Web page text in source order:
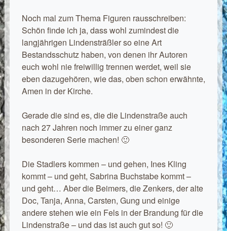
Noch mal zum Thema Figuren rausschreiben:
Schön finde ich ja, dass wohl zumindest die
langjährigen Lindensträßler so eine Art
Bestandsschutz haben, von denen ihr Autoren
euch wohl nie freiwillig trennen werdet, weil sie
eben dazugehören, wie das, oben schon erwähnte,
Amen in der Kirche.
Gerade die sind es, die die Lindenstraße auch
nach 27 Jahren noch immer zu einer ganz
besonderen Serie machen! 🙂
Die Stadlers kommen – und gehen, Ines Kling
kommt – und geht, Sabrina Buchstabe kommt –
und geht… Aber die Beimers, die Zenkers, der alte
Doc, Tanja, Anna, Carsten, Gung und einige
andere stehen wie ein Fels in der Brandung für die
Lindenstraße – und das ist auch gut so! 🙂